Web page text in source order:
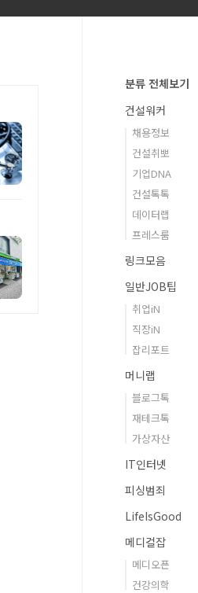
분류 전체보기
건설워커
채용정보
건설취뽀
기업DNA
건설톡톡
데이터랩
프레스룸
링크모음
일반JOB팁
취업iN
직장iN
잡리포트
머니랩
블로그톡
재테크톡
가상자산
IT인터넷
피싱범죄
LifeIsGood
메디컬잡
메디오픈
건강의학